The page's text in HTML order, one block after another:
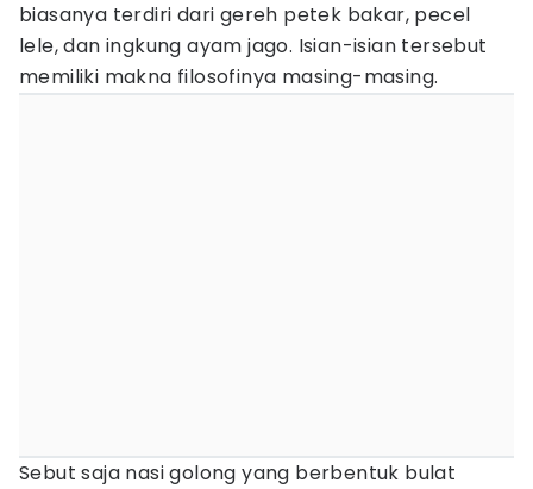
biasanya terdiri dari gereh petek bakar, pecel
lele, dan ingkung ayam jago. Isian-isian tersebut
memiliki makna filosofinya masing-masing.
Sebut saja nasi golong yang berbentuk bulat